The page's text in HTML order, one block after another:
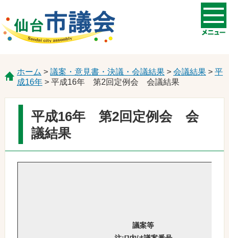
ホーム > 議案・意見書・決議・会議結果> 会議結果> 平
成16年> 平成16年 第2回定例会 会議結果
平成16年 第2回定例会 会
議結果
議案等